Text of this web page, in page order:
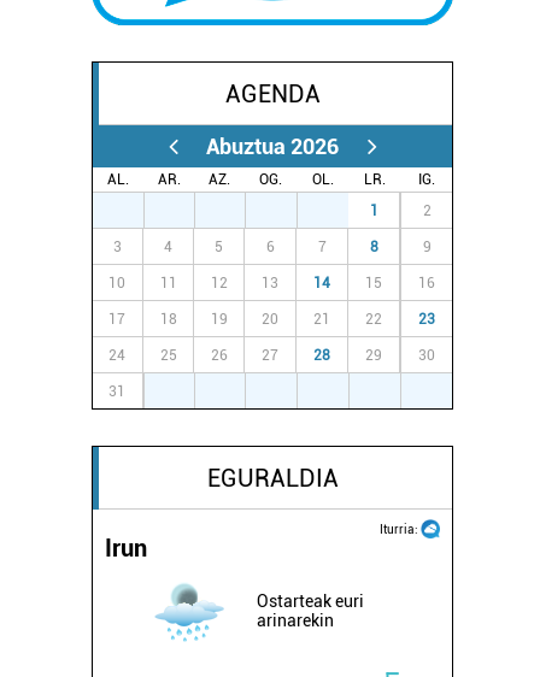
AGENDA
Abuztua 2026
AL. AR. AZ. OG. OL. LR.
IG.
1 2
3 4 5 6 7 8 9
10 11 12 13 14 15 16
17 18 19 20 21 22 23
24 25 26 27 28 29 30
31
EGURALDIA
Iturria:
Irun
Ostarteak euri
arinarekin